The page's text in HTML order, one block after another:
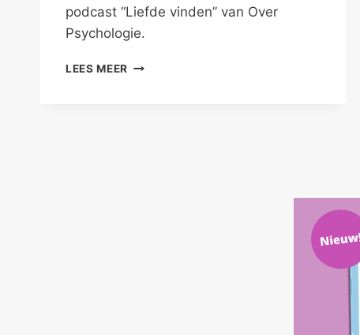
podcast “Liefde vinden” van Over
Psychologie.
LEES MEER LIEFDE